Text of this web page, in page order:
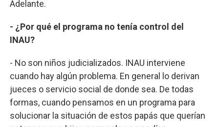
Adelante.
- ¿Por qué el programa no tenía control del
INAU?
- No son niños judicializados. INAU interviene
cuando hay algún problema. En general lo derivan
jueces o servicio social de donde sea. De todas
formas, cuando pensamos en un programa para
solucionar la situación de estos papás que querían